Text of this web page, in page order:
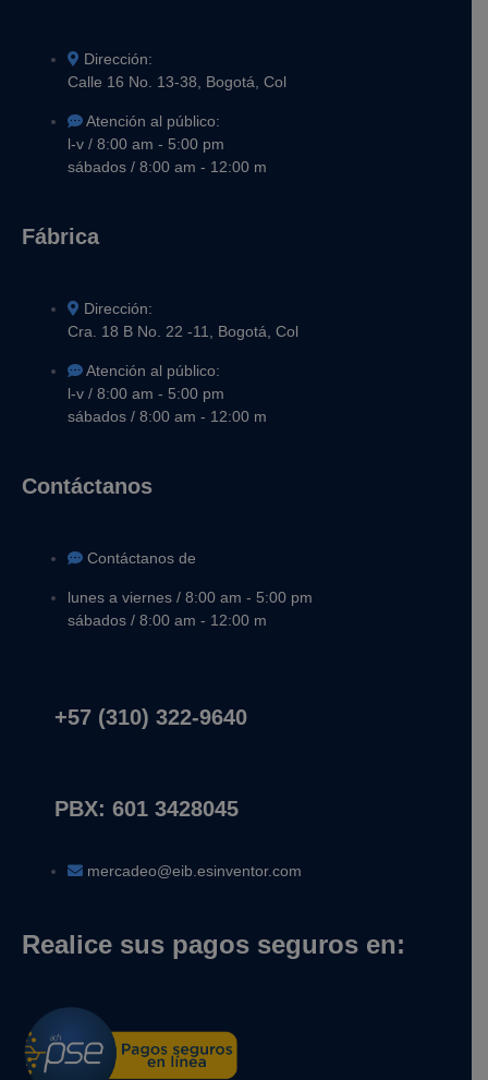
Dirección:
Calle 16 No. 13-38, Bogotá, Col
Atención al público:
l-v / 8:00 am - 5:00 pm
sábados / 8:00 am - 12:00 m
Fábrica
Dirección:
Cra. 18 B No. 22 -11, Bogotá, Col
Atención al público:
l-v / 8:00 am - 5:00 pm
sábados / 8:00 am - 12:00 m
Contáctanos
Contáctanos de
lunes a viernes / 8:00 am - 5:00 pm
sábados / 8:00 am - 12:00 m
+57 (310) 322-9640
PBX: 601 3428045
mercadeo@eib.esinventor.com
Realice sus pagos seguros en: